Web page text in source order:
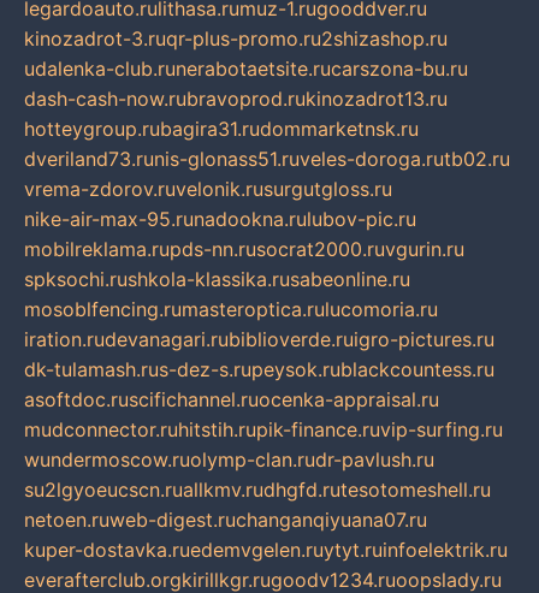
legardoauto.rulithasa.rumuz-1.rugooddver.ru
kinozadrot-3.ruqr-plus-promo.ru2shizashop.ru
udalenka-club.runerabotaetsite.rucarszona-bu.ru
dash-cash-now.rubravoprod.rukinozadrot13.ru
hotteygroup.rubagira31.rudommarketnsk.ru
dveriland73.runis-glonass51.ruveles-doroga.rutb02.ru
vrema-zdorov.ruvelonik.rusurgutgloss.ru
nike-air-max-95.runadookna.rulubov-pic.ru
mobilreklama.rupds-nn.rusocrat2000.ruvgurin.ru
spksochi.rushkola-klassika.rusabeonline.ru
mosoblfencing.rumasteroptica.rulucomoria.ru
iration.rudevanagari.rubiblioverde.ruigro-pictures.ru
dk-tulamash.rus-dez-s.rupeysok.rublackcountess.ru
asoftdoc.ruscifichannel.ruocenka-appraisal.ru
mudconnector.ruhitstih.rupik-finance.ruvip-surfing.ru
wundermoscow.ruolymp-clan.rudr-pavlush.ru
su2lgyoeucscn.ruallkmv.rudhgfd.rutesotomeshell.ru
netoen.ruweb-digest.ruchanganqiyuana07.ru
kuper-dostavka.ruedemvgelen.ruytyt.ruinfoelektrik.ru
everafterclub.orgkirillkgr.rugoodv1234.ruoopslady.ru